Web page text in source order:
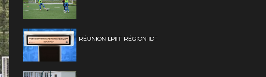
RÉUNION LPIFF-RÉGION IDF